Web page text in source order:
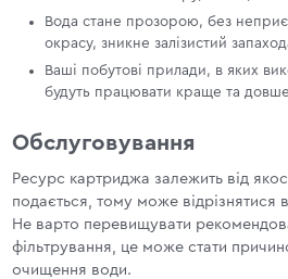
Вода стане прозорою, без
окрасу, зникне залізистий
Ваші побутові прилади, в яких
будуть працювати краще та
Обслуговування
Ресурс картриджа залежить від
подається, тому може відрізнятися
Не варто перевищувати
фільтрування, це може стати
очищення води.